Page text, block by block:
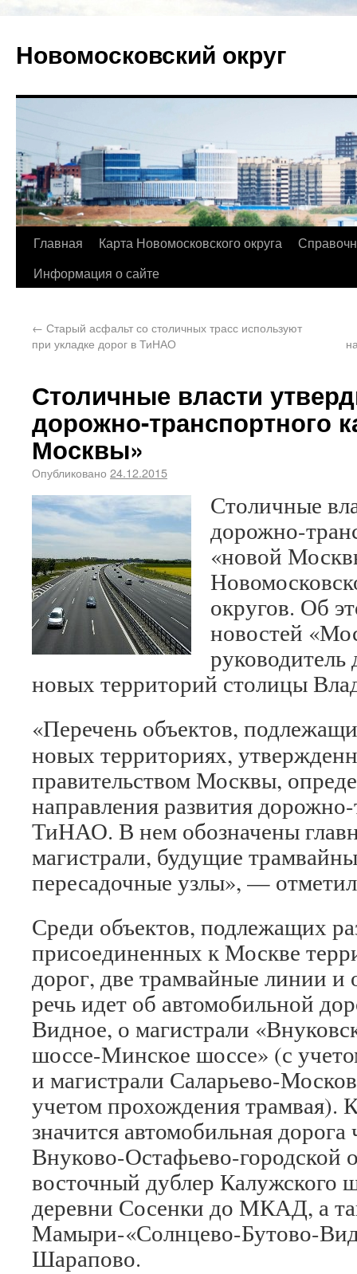
Новомосковский округ
Главная Карта Новомосковского округа
Информация о сайте
← Старый асфальт со столичных трасс используют
при укладке дорог в ТиНАО
Столичные власти
дорожно-транспортного
Москвы»
Опубликовано 24.12.2015
Столичные
дорожно-
«новой
округов. Об
новостей
руководитель
новых территорий столицы
«Перечень объектов,
новых территориях,
правительством Москвы,
направления развития
ТиНАО. В нем обозначены
магистрали, будущие
пересадочные узлы», —
Среди объектов, подлежащих
присоединенных к Москве
дорог, две трамвайные линии
речь идет об автомобильной
Видное, о магистрали
шоссе-Минское шоссе» (с
и магистрали Саларьево-
учетом прохождения трамвая).
значится автомобильная дорога
Внуково-Остафьево-городской
восточный дублер Калужского
деревни Сосенки до МКАД, а
Мамыри-«Солнцево-Бутово-
Шарапово.